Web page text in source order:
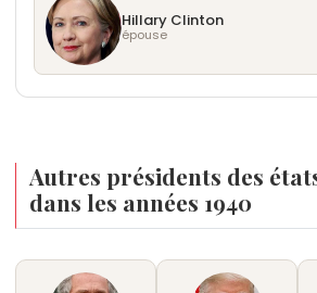
Hillary Clinton
épouse
Autres présidents des
dans les années 1940